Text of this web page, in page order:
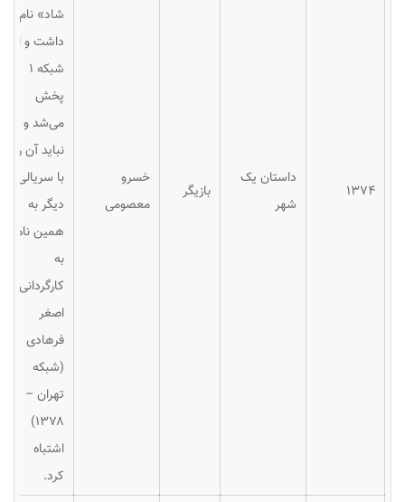
۱۳۷۴
داستان یک
شهر
بازیگر
خسرو
معصومی
شاد» نام
داشت و از
شبکه ۱
پخش
می‌شد و
نباید آن را
با سریالی
دیگر به
همین نام
به
کارگردانی
اصغر
فرهادی
(شبکه
تهران –
۱۳۷۸)
اشتباه
کرد.